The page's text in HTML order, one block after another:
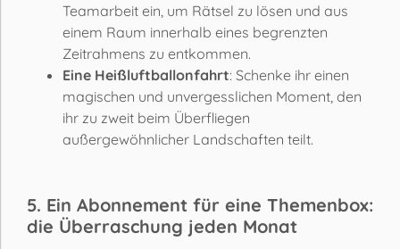
Teamarbeit ein, um Rätsel zu lösen und aus
einem Raum innerhalb eines begrenzten
Zeitrahmens zu entkommen.
Eine Heißluftballonfahrt: Schenke ihr einen
magischen und unvergesslichen Moment, den
ihr zu zweit beim Überfliegen
außergewöhnlicher Landschaften teilt.
5. Ein Abonnement für eine Themenbox:
die Überraschung jeden Monat